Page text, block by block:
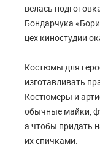
велась
Бондарчука
цех киностудии
Костюмы для
изготавливать
Костюмеры и
обычные майки,
а чтобы придать
их спичками.